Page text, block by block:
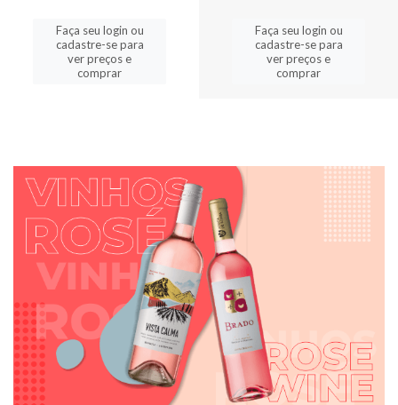
Faça seu login ou
cadastre-se para
ver preços e
comprar
Faça seu login ou
cadastre-se para
ver preços e
comprar